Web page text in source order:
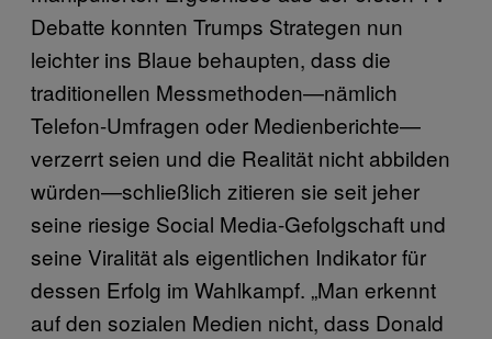
Debatte konnten Trumps Strategen nun
leichter ins Blaue behaupten, dass die
traditionellen Messmethoden—nämlich
Telefon-Umfragen oder Medienberichte—
verzerrt seien und die Realität nicht abbilden
würden—schließlich zitieren sie seit jeher
seine riesige Social Media-Gefolgschaft und
seine Viralität als eigentlichen Indikator für
dessen Erfolg im Wahlkampf. „Man erkennt
auf den sozialen Medien nicht, dass Donald